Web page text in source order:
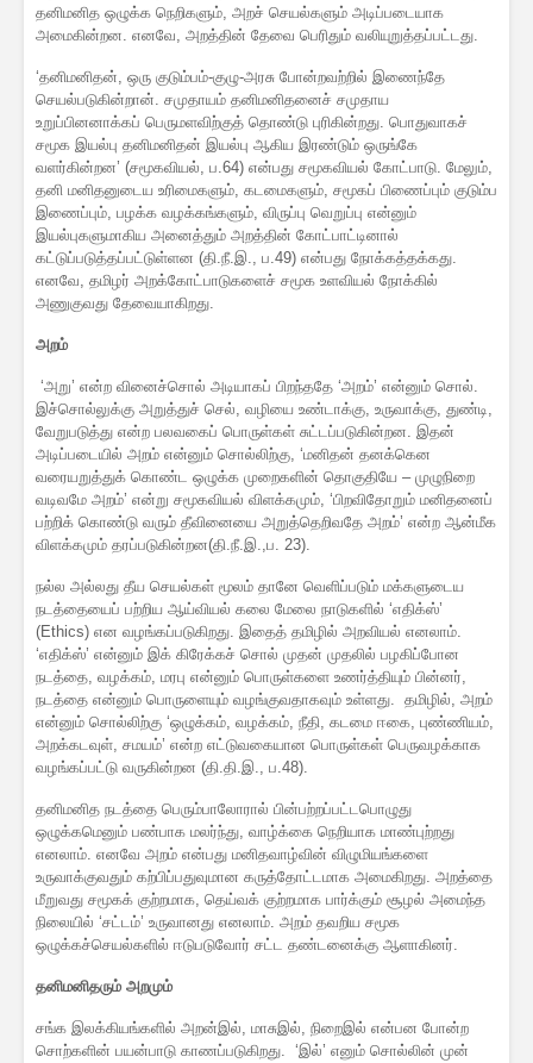
தனிமனித ஒழுக்க நெறிகளும், அறச் செயல்களும் அடிப்படையாக
அமைகின்றன. எனவே, அறத்தின் தேவை பெரிதும் வலியுறுத்தப்பட்டது.
‘தனிமனிதன், ஒரு குடும்பம்-குழு-அரசு போன்றவற்றில் இணைந்தே
செயல்படுகின்றான். சமுதாயம் தனிமனிதனைச் சமுதாய
உறுப்பினனாக்கப் பெருமளவிற்குத் தொண்டு புரிகின்றது. பொதுவாகச்
சமூக இயல்பு தனிமனிதன் இயல்பு ஆகிய இரண்டும் ஒருங்கே
வளர்கின்றன’ (சமூகவியல், ப.64) என்பது சமூகவியல் கோட்பாடு. மேலும்,
தனி மனிதனுடைய உரிமைகளும், கடமைகளும், சமூகப் பிணைப்பும் குடும்ப
இணைப்பும், பழக்க வழக்கங்களும், விருப்பு வெறுப்பு என்னும்
இயல்புகளுமாகிய அனைத்தும் அறத்தின் கோட்பாட்டினால்
கட்டுப்படுத்தப்பட்டுள்ளன (தி.நீ.இ., ப.49) என்பது நோக்கத்தக்கது.
எனவே, தமிழர் அறக்கோட்பாடுகளைச் சமூக உளவியல் நோக்கில்
அணுகுவது தேவையாகிறது.
அறம்
‘அறு’ என்ற வினைச்சொல் அடியாகப் பிறந்ததே ‘அறம்’ என்னும் சொல்.
இச்சொல்லுக்கு அறுத்துச் செல், வழியை உண்டாக்கு, உருவாக்கு, துண்டி,
வேறுபடுத்து என்ற பலவகைப் பொருள்கள் சுட்டப்படுகின்றன. இதன்
அடிப்படையில் அறம் என்னும் சொல்லிற்கு, ‘மனிதன் தனக்கென
வரையறுத்துக் கொண்ட ஒழுக்க முறைகளின் தொகுதியே – முழுநிறை
வடிவமே அறம்’ என்று சமூகவியல் விளக்கமும், ‘பிறவிதோறும் மனிதனைப்
பற்றிக் கொண்டு வரும் தீவினையை அறுத்தெறிவதே அறம்’ என்ற ஆன்மீக
விளக்கமும் தரப்படுகின்றன(தி.நீ.இ.,ப. 23).
நல்ல அல்லது தீய செயல்கள் மூலம் தானே வெளிப்படும் மக்களுடைய
நடத்தையைப் பற்றிய ஆய்வியல் கலை மேலை நாடுகளில் ‘எதிக்ஸ்’
(Ethics) என வழங்கப்படுகிறது. இதைத் தமிழில் அறவியல் எனலாம்.
‘எதிக்ஸ்’ என்னும் இக் கிரேக்கச் சொல் முதன் முதலில் பழகிப்போன
நடத்தை, வழக்கம், மரபு என்னும் பொருள்களை உணர்த்தியும் பின்னர்,
நடத்தை என்னும் பொருளையும் வழங்குவதாகவும் உள்ளது. தமிழில், அறம்
என்னும் சொல்லிற்கு ‘ஒழுக்கம், வழக்கம், நீதி, கடமை ஈகை, புண்ணியம்,
அறக்கடவுள், சமயம்’ என்ற எட்டுவகையான பொருள்கள் பெருவழக்காக
வழங்கப்பட்டு வருகின்றன (தி.தி.இ., ப.48).
தனிமனித நடத்தை பெரும்பாலோரால் பின்பற்றப்பட்டபொழுது
ஒழுக்கமெனும் பண்பாக மலர்ந்து, வாழ்க்கை நெறியாக மாண்புற்றது
எனலாம். எனவே அறம் என்பது மனிதவாழ்வின் விழுமியங்களை
உருவாக்குவதும் கற்பிப்பதுவுமான கருத்தோட்டமாக அமைகிறது. அறத்தை
மீறுவது சமூகக் குற்றமாக, தெய்வக் குற்றமாக பார்க்கும் சூழல் அமைந்த
நிலையில் ‘சட்டம்’ உருவானது எனலாம். அறம் தவறிய சமூக
ஒழுக்கச்செயல்களில் ஈடுபடுவோர் சட்ட தண்டனைக்கு ஆளாகினர்.
தனிமனிதரும் அறமும்
சங்க இலக்கியங்களில் அறன்இல், மாசுஇல், நிறைஇல் என்பன போன்ற
சொற்களின் பயன்பாடு காணப்படுகிறது. ‘இல்’ எனும் சொல்லின் முன்